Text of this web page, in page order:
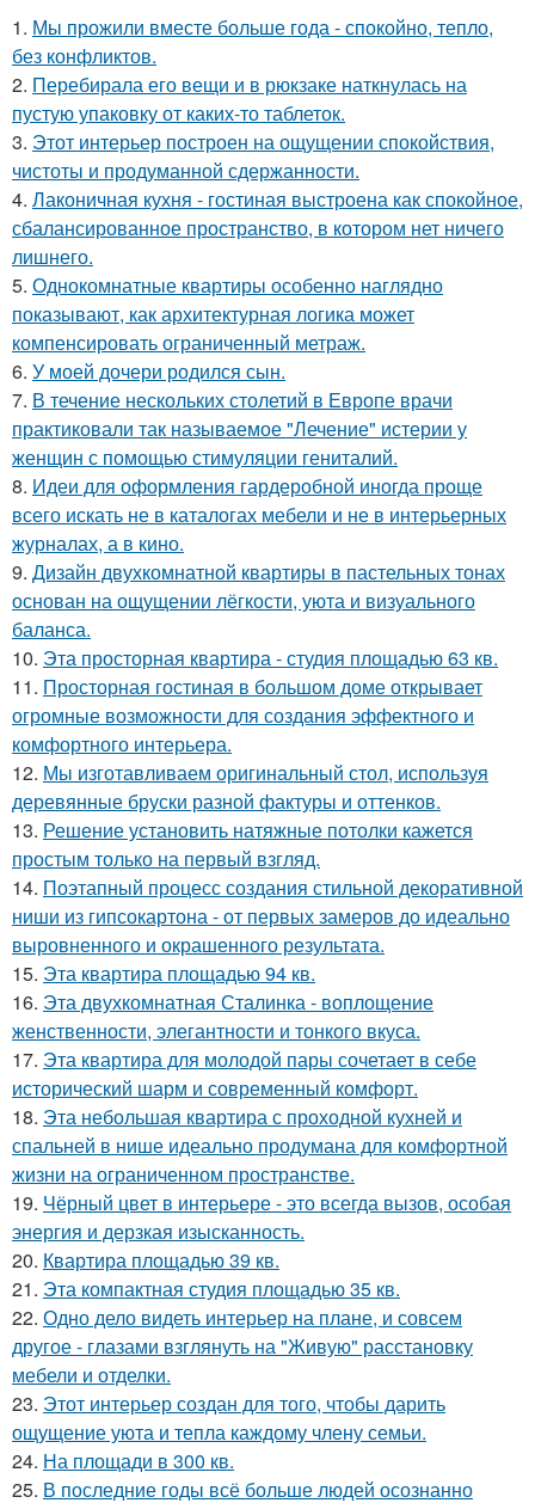
1. Мы прожили вместе больше года - спокойно, тепло,
без конфликтов.
2. Перебирала его вещи и в рюкзаке наткнулась на
пустую упаковку от каких-то таблеток.
3. Этот интерьер построен на ощущении спокойствия,
чистоты и продуманной сдержанности.
4. Лаконичная кухня - гостиная выстроена как спокойное,
сбалансированное пространство, в котором нет ничего
лишнего.
5. Однокомнатные квартиры особенно наглядно
показывают, как архитектурная логика может
компенсировать ограниченный метраж.
6. У моей дочери родился сын.
7. В течение нескольких столетий в Европе врачи
практиковали так называемое "Лечение" истерии у
женщин с помощью стимуляции гениталий.
8. Идеи для оформления гардеробной иногда проще
всего искать не в каталогах мебели и не в интерьерных
журналах, а в кино.
9. Дизайн двухкомнатной квартиры в пастельных тонах
основан на ощущении лёгкости, уюта и визуального
баланса.
10. Эта просторная квартира - студия площадью 63 кв.
11. Просторная гостиная в большом доме открывает
огромные возможности для создания эффектного и
комфортного интерьера.
12. Мы изготавливаем оригинальный стол, используя
деревянные бруски разной фактуры и оттенков.
13. Решение установить натяжные потолки кажется
простым только на первый взгляд.
14. Поэтапный процесс создания стильной декоративной
ниши из гипсокартона - от первых замеров до идеально
выровненного и окрашенного результата.
15. Эта квартира площадью 94 кв.
16. Эта двухкомнатная Сталинка - воплощение
женственности, элегантности и тонкого вкуса.
17. Эта квартира для молодой пары сочетает в себе
исторический шарм и современный комфорт.
18. Эта небольшая квартира с проходной кухней и
спальней в нише идеально продумана для комфортной
жизни на ограниченном пространстве.
19. Чёрный цвет в интерьере - это всегда вызов, особая
энергия и дерзкая изысканность.
20. Квартира площадью 39 кв.
21. Эта компактная студия площадью 35 кв.
22. Одно дело видеть интерьер на плане, и совсем
другое - глазами взглянуть на "Живую" расстановку
мебели и отделки.
23. Этот интерьер создан для того, чтобы дарить
ощущение уюта и тепла каждому члену семьи.
24. На площади в 300 кв.
25. В последние годы всё больше людей осознанно